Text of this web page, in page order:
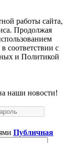
работы сайта,
Продолжая
соответствии с
и Политикой
наши новости!
Публичная